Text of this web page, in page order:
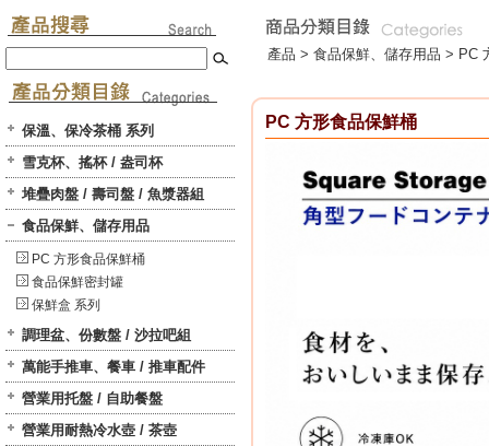
保溫、保冷茶桶 系列
雪克杯、搖杯 / 盎司杯
堆疊肉盤 / 壽司盤 / 魚漿器組
食品保鮮、儲存用品
PC 方形食品保鮮桶
食品保鮮密封罐
保鮮盒 系列
調理盆、份數盤 / 沙拉吧組
萬能手推車、餐車 / 推車配件
營業用托盤 / 自助餐盤
營業用耐熱冷水壺 / 茶壺
產品 > 食品保鮮、儲存用品 > PC
PC 方形食品保鮮桶